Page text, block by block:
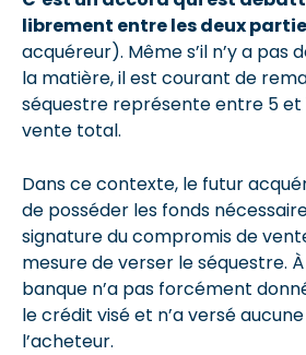
librement entre les deux
acquéreur). Même s’il n’y a pas
la matière, il est courant de
séquestre représente entre 5 et
vente total.
Dans ce contexte, le futur
de posséder les fonds
signature du compromis de
mesure de verser le séquestre.
banque n’a pas forcément
le crédit visé et n’a versé
l’acheteur.